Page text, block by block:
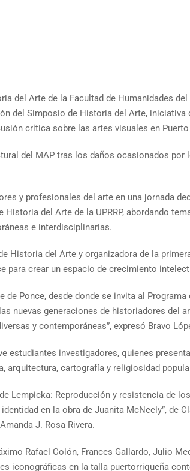
del Arte de la Facultad de Humanidades
del Simposio de Historia del Arte,
crítica sobre las artes visuales en Puerto
del MAP tras los daños ocasionados por
y profesionales del arte en una jornada
del Arte de la UPRRP, abordando
e interdisciplinarias.
Historia del Arte y organizadora de la
para crear un espacio de crecimiento
Ponce, desde donde se invita al
nuevas generaciones de historiadores del
y contemporáneas”, expresó Bravo
estudiantes investigadores, quienes
arquitectura, cartografía y religiosidad
Lempicka: Reproducción y resistencia de
en la obra de Juanita McNeely”, de
J. Rosa Rivera.
Rafael Colón, Frances Gallardo, Julio
iconográficas en la talla puertorriqueña